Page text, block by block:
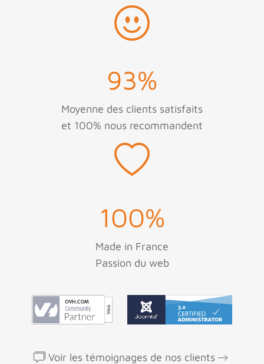
93%
Moyenne des clients satisfaits
et 100% nous recommandent
100%
Made in France
Passion du web
Voir les témoignages de nos clients